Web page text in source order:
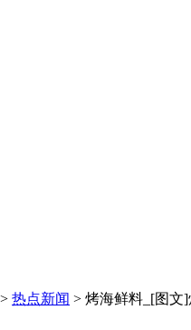
> 热点新闻 > 烤海鲜料_[图文